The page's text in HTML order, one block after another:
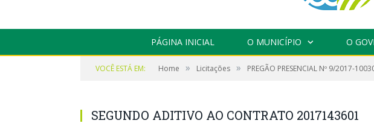
PÁGINA INICIAL O MUNICÍPIO O
VOCÊ ESTÁ EM: Home » Licitações » PREGÃO PRESENCIAL Nº 9/2017-
SEGUNDO ADITIVO AO CONTRATO 2017143601